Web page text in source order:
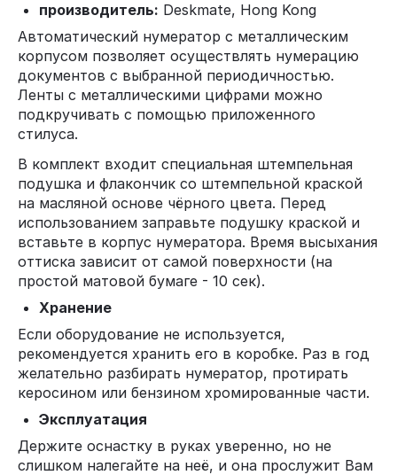
производитель: Deskmate, Hong Kong
Автоматический нумератор с металлическим
корпусом позволяет осуществлять нумерацию
документов с выбранной периодичностью.
Ленты с металлическими цифрами можно
подкручивать с помощью приложенного
стилуса.
В комплект входит специальная штемпельная
подушка и флакончик со штемпельной краской
на масляной основе чёрного цвета. Перед
использованием заправьте подушку краской и
вставьте в корпус нумератора. Время высыхания
оттиска зависит от самой поверхности (на
простой матовой бумаге - 10 сек).
Хранение
Если оборудование не используется,
рекомендуется хранить его в коробке. Раз в год
желательно разбирать нумератор, протирать
керосином или бензином хромированные части.
Эксплуатация
Держите оснастку в руках уверенно, но не
слишком налегайте на неё, и она прослужит Вам